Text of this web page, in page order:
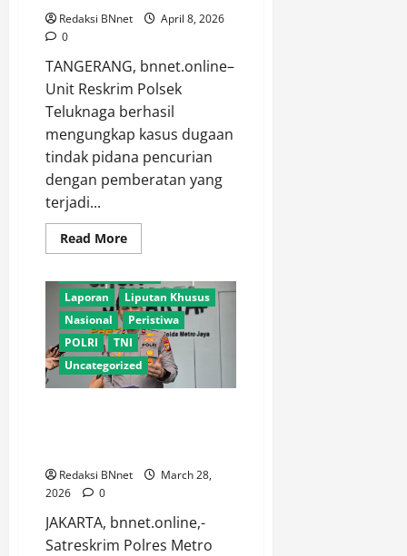
Redaksi BNnet
April 8, 2026
0
TANGERANG, bnnet.online–
Unit Reskrim Polsek
Teluknaga berhasil
mengungkap kasus dugaan
tindak pidana pencurian
dengan pemberatan yang
terjadi...
Read MoreRead
more
Teluknaga
Ungkap
Pencurian
Alumunium
di
Kosambi,
Tiga
Pelaku
Berhasil
Adventorial
Agro
Agro Sektor
Daerah
Hankam
Hukum
Internasional
Kajian Publik
Konferensi PERS
Laporan
Liputan Khusus
Nasional
Peristiwa
POLRI
TNI
Uncategorized
Redaksi BNnet
March 28,
2026
0
JAKARTA, bnnet.online,-
Satreskrim Polres Metro